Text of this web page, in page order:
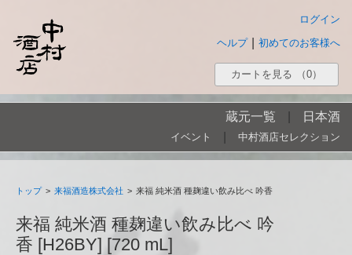
ログイン
初めてのお客様へ
ヘルプ
カートを見る （0）
蔵元一覧 日本酒
イベント 中村酒店セレクション
トップ > 来福酒造株式会社 > 来福 純米酒 種麹違い飲み比べ 吟香
来福 純米酒 種麹違い飲み比べ 吟
香 [H26BY] [720 mL]